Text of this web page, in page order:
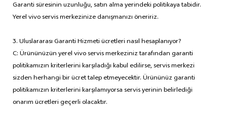
Garanti süresinin uzunluğu, satın alma yerindeki politikaya tabidir.
Yerel vivo servis merkezinize danışmanızı öneririz.
3. Uluslararası Garanti Hizmeti ücretleri nasıl hesaplanıyor?
C: Ürününüzün yerel vivo servis merkeziniz tarafından garanti
politikamızın kriterlerini karşıladığı kabul edilirse, servis merkezi
sizden herhangi bir ücret talep etmeyecektir. Ürününüz garanti
politikamızın kriterlerini karşılamıyorsa servis yerinin belirlediği
onarım ücretleri geçerli olacaktır.